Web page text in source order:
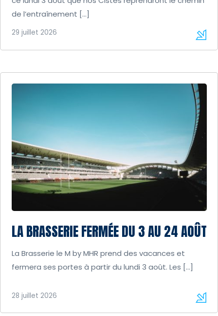
de l’entraînement […]
29 juillet 2026
LA BRASSERIE FERMÉE DU 3 AU 24 AOÛT
La Brasserie le M by MHR prend des vacances et
fermera ses portes à partir du lundi 3 août. Les […]
28 juillet 2026